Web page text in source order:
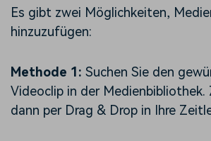
Es gibt zwei Möglichkeiten,
hinzuzufügen:
Methode 1: Suchen Sie den
Videoclip in der Medienbibliothek.
dann per Drag & Drop in Ihre